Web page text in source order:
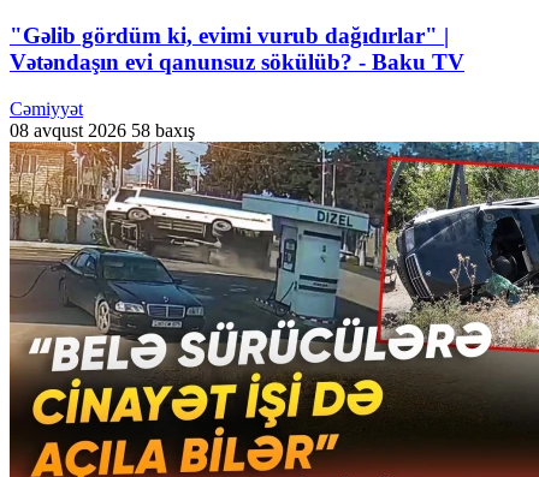
"Gəlib gördüm ki, evimi vurub dağıdırlar" |
Vətəndaşın evi qanunsuz sökülüb? - Baku TV
Cəmiyyət
08 avqust 2026 58 baxış